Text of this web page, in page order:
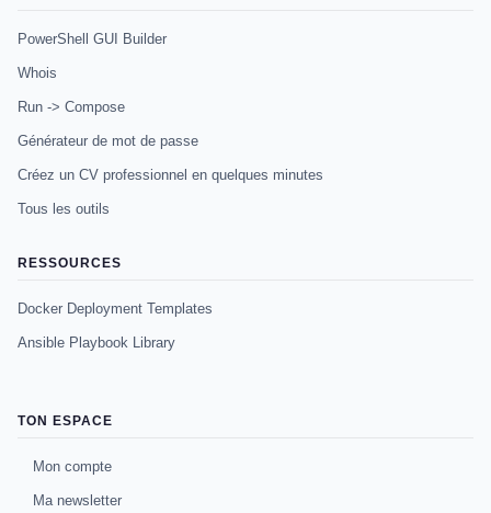
PowerShell GUI Builder
Whois
Run -> Compose
Générateur de mot de passe
Créez un CV professionnel en quelques minutes
Tous les outils
RESSOURCES
Docker Deployment Templates
Ansible Playbook Library
TON ESPACE
Mon compte
Ma newsletter